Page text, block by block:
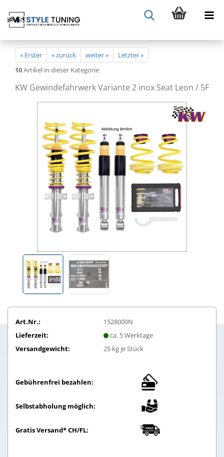
« Erster « zurück weiter »
Letzter »
10Artikel in dieser Kategorie
KW Gewindefahrwerk Variante 2 inox Seat Leon / 5F
Art.Nr.:
1528000N
Lieferzeit:
ca. 5 Werktage
Versandgewicht:
25kg je Stück
Gebührenfrei bezahlen:
Selbstabholung möglich:
Gratis Versand* CH/FL: